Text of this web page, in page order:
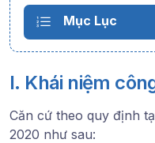
Mục Lục
I. Khái niệm
Căn cứ theo quy định
2020 như sau: